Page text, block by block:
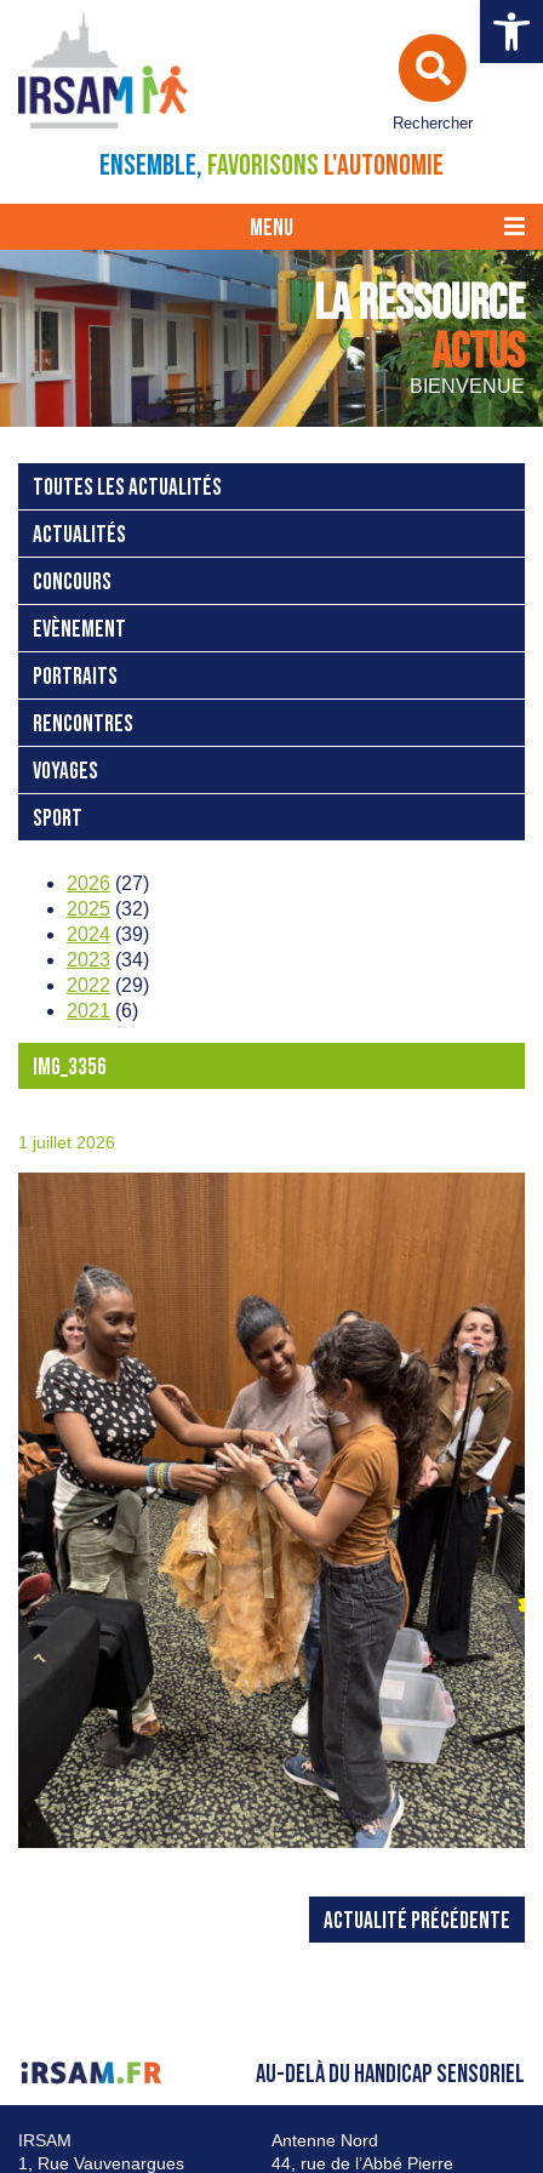
Ouvrir
Rechercher
ENSEMBLE, FAVORISONS L'AUTONOMIE
MENU
LA RESSOURCE
ACTUS
BIENVENUE
TOUTES LES ACTUALITÉS
ACTUALITÉS
CONCOURS
EVÈNEMENT
PORTRAITS
RENCONTRES
VOYAGES
SPORT
2026 (27)
2025 (32)
2024 (39)
2023 (34)
2022 (29)
2021 (6)
IMG_3356
1 juillet 2026
ACTUALITÉ PRÉCÉDENTE
AU-DELÀ DU HANDICAP SENSORIEL
IRSAM
1, Rue Vauvenargues
Antenne Nord
44, rue de l’Abbé Pierre